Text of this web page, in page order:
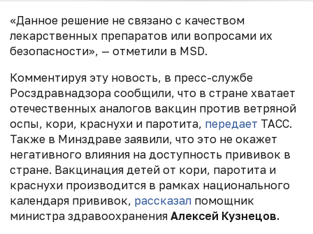
«Данное решение не связано с качеством
лекарственных препаратов или вопросами их
безопасности», — отметили в MSD.
Комментируя эту новость, в пресс-службе
Росздравнадзора сообщили, что в стране хватает
отечественных аналогов вакцин против ветряной
оспы, кори, краснухи и паротита, передает ТАСС.
Также в Минздраве заявили, что это не окажет
негативного влияния на доступность прививок в
стране. Вакцинация детей от кори, паротита и
краснухи производится в рамках национального
календаря прививок, рассказал помощник
министра здравоохранения Алексей Кузнецов.